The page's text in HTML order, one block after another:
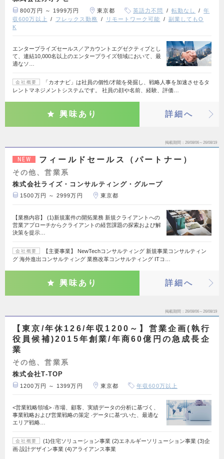
800万円 ～ 1999万円 東京都 英語力不問 転勤なし
年
収600万以上
フレックス勤務 リモートワーク可能
副業してもO
K
エンタープライズセールス／アカウントエグゼクティブとし
て、連結10,000名以上のエンタープライズ領域において、最
適なソ…
会社概要
「カオナビ」は社員の個性/才能を発掘し、戦略人事を加速させるタ
レントマネジメントシステムです。 社員の顔や名前、経験、評価…
興味あり 詳細へ
掲載期間 26/08/06～26/08/19
NEW フィールドセールス（パートナー）
その他、営業系
株式会社ライズ・コンサルティング・グループ
1500万円 ～ 2999万円 東京都
【業務内容】 (1)新規案件の開拓業務 新規クライアントへの
営業アプローチからクライアントの経営課題の探索および解
決策を提示…
会社概要
【主要事業】 NewTechコンサルティング 新規事業コンサルティン
グ 海外進出コンサルティング 業務改革コンサルティング ITコ…
興味あり 詳細へ
掲載期間 26/08/06～26/08/19
【東京/年休126/年収1200～】営業企画(執行
役員候補)2015年創業/年商60億円の急成⻑企
業
その他、営業系
株式会社T-TOP
1200万円 ～ 1399万円 東京都 年収600万以上
<営業戦略領域> ‧市場、顧客、実績データの分析に基づく、
事業戦略および営業戦略の策定 ‧データに基づいた、最適な
エリア戦略…
会社概要
(1)住宅ソリューション事業 (2)エネルギーソリューション事業 (3)企
画‧設計デザイン事業 (4)アライアンス事業